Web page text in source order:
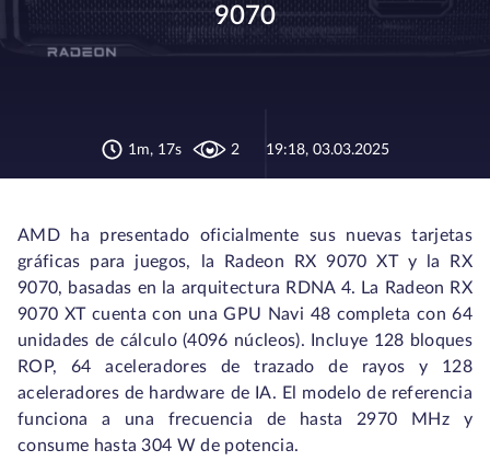
9070
1m, 17s 2 19:18, 03.03.2025
AMD ha presentado oficialmente sus nuevas tarjetas
gráficas para juegos, la Radeon RX 9070 XT y la RX
9070, basadas en la arquitectura RDNA 4. La Radeon RX
9070 XT cuenta con una GPU Navi 48 completa con 64
unidades de cálculo (4096 núcleos). Incluye 128 bloques
ROP, 64 aceleradores de trazado de rayos y 128
aceleradores de hardware de IA. El modelo de referencia
funciona a una frecuencia de hasta 2970 MHz y
consume hasta 304 W de potencia.